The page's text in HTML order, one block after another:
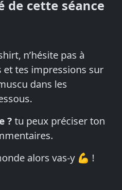
de cette séance
n’hésite pas à
tes impressions sur
dans les
? tu peux préciser ton
alors vas-y 💪 !